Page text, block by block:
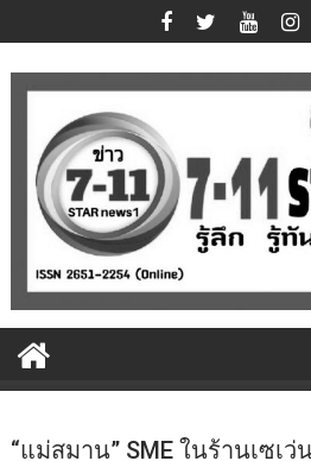
to
content
“แม่สมาน” SME ในร้านเซเ